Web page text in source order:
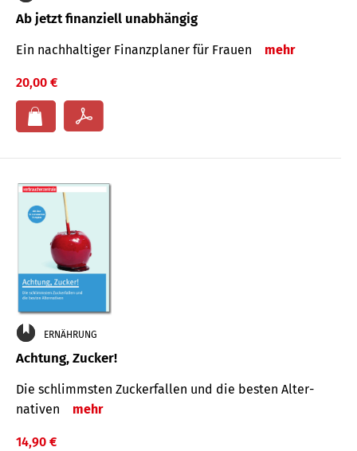
Ab jetzt finanziell unabhängig
Ein nachhaltiger Finanzplaner für Frauen mehr
20,00 €
ERNÄHRUNG
Achtung, Zucker!
Die schlimmsten Zucker­fallen und die besten Alter­
nativen
mehr
14,90 €